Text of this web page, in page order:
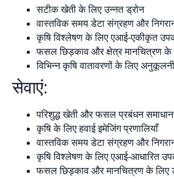
सटीक खेती के लिए उन्नत ड्रोन
वास्तविक समय डेटा संग्रहण और
कृषि विश्लेषण के लिए एआई-एकीकृत
फसल छिड़काव और क्षेत्र मानचित्रण के
विभिन्न कृषि वातावरणों के लिए
सेवाएं:
परिशुद्ध खेती और फसल प्रबंधन समाधान
कृषि के लिए हवाई इमेजिंग प्रणालियाँ
वास्तविक समय डेटा संग्रहण और
कृषि विश्लेषण के लिए एआई-आधारित
फसल छिड़काव और मानचित्रण के लिए